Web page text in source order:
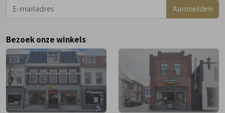
Woensdag
9:00 - 18:00
Vrijdag
Zaterdag
9:00 - 17:00
Aanmelden
Bezoek onze winkels